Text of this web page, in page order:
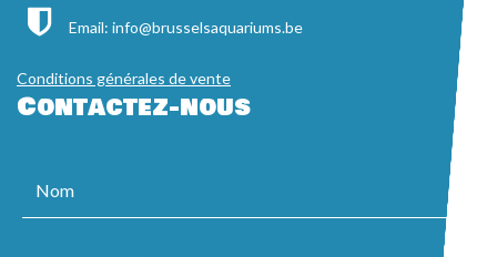
Email: info@brusselsaquariums.be
Conditions générales de vente
Contactez-nous